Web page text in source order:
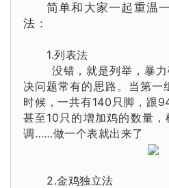
简单和大家一起重温
法：
1.列表法
没错，就是列举，暴力
决问题常有的思路。当第一
时候，一共有140只脚，跟
甚至10只的增加鸡的数量
调……做一个表就出来了
2.金鸡独立法